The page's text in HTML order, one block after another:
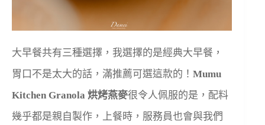
大早餐共有三種選擇，我選擇的是經典大早餐，
胃口不是太大的話，滿推薦可選這款的！ Mumu
Kitchen Granola 烘烤燕麥很令人佩服的是，配料
幾乎都是親自製作，上餐時，服務員也會與我們